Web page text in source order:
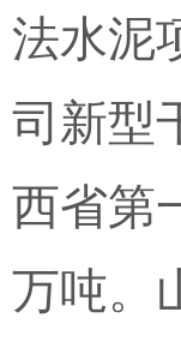
法水泥
司新型
西省第
万吨。